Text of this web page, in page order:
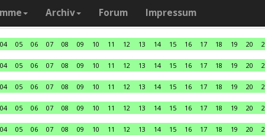
Archiv Forum Impressum
04 05 06 07 08 09 10 11 12 13 14 15 16 17 18 19 20
04 05 06 07 08 09 10 11 12 13 14 15 16 17 18 19 20
04 05 06 07 08 09 10 11 12 13 14 15 16 17 18 19 20
04 05 06 07 08 09 10 11 12 13 14 15 16 17 18 19 20
04 05 06 07 08 09 10 11 12 13 14 15 16 17 18 19 20